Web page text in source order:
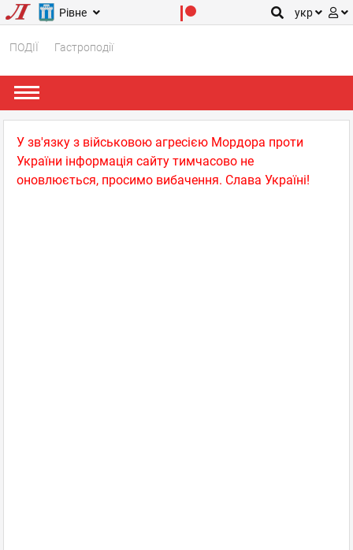
Рівне укр
ПОДІЇ Гастроподії
У зв'язку з військовою агресією Мордора проти
України інформація сайту тимчасово не
оновлюється, просимо вибачення. Слава Україні!